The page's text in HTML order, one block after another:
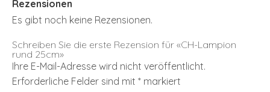
Rezensionen
Es gibt noch keine Rezensionen.
Schreiben Sie die erste Rezension für «CH-Lampion
rund 25cm»
Ihre E-Mail-Adresse wird nicht veröffentlicht.
Erforderliche Felder sind mit * markiert